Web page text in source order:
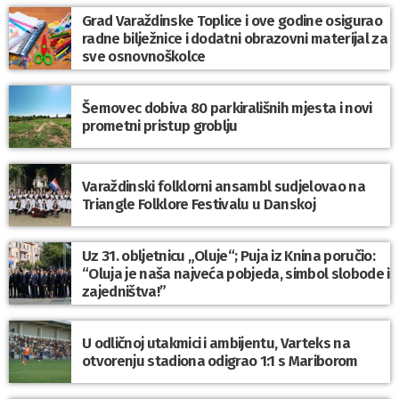
Grad Varaždinske Toplice i ove godine osigurao
radne bilježnice i dodatni obrazovni materijal za
sve osnovnoškolce
Šemovec dobiva 80 parkirališnih mjesta i novi
prometni pristup groblju
Varaždinski folklorni ansambl sudjelovao na
Triangle Folklore Festivalu u Danskoj
Uz 31. obljetnicu „Oluje“; Puja iz Knina poručio:
“Oluja je naša najveća pobjeda, simbol slobode i
zajedništva!”
U odličnoj utakmici i ambijentu, Varteks na
otvorenju stadiona odigrao 1:1 s Mariborom